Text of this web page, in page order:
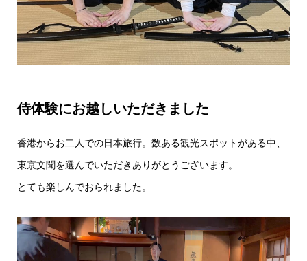
侍体験にお越しいただきました
香港からお二人での日本旅行。数ある観光スポットがある中、
東京文聞を選んでいただきありがとうございます。
とても楽しんでおられました。